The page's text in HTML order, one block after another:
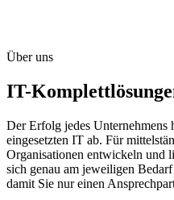
Über uns
IT-
Der Erfolg jedes Unternehmens
eingesetzten IT ab. Für
Organisationen entwickeln und
sich genau am jeweiligen
damit Sie nur einen